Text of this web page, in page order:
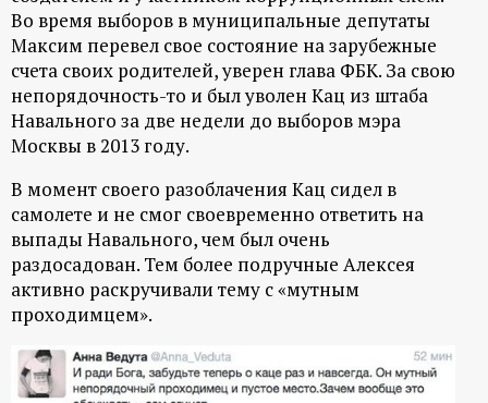
й
п
о
р
т
а
л
Во время выборов в муниципальные депутаты
Максим перевел свое состояние на зарубежные
счета своих родителей, уверен глава ФБК. За свою
непорядочность-то и был уволен Кац из штаба
Навального за две недели до выборов мэра
Москвы в 2013 году.
В момент своего разоблачения Кац сидел в
самолете и не смог своевременно ответить на
выпады Навального, чем был очень
раздосадован. Тем более подручные Алексея
активно раскручивали тему с «мутным
проходимцем».